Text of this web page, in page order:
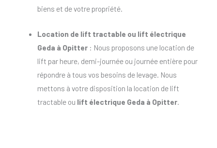
biens et de votre propriété.
Location de lift tractable ou lift électrique
Geda à Opitter : Nous proposons une location de
lift par heure, demi-journée ou journée entière pour
répondre à tous vos besoins de levage. Nous
mettons à votre disposition la location de lift
tractable ou lift électrique Geda à Opitter.